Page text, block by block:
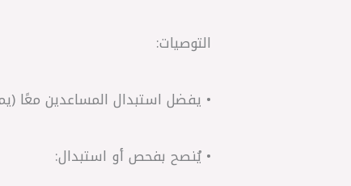
التوصيات:
• يفضل استبدال المساعدين معًا
• يُنصح بفحص أو استبدال: